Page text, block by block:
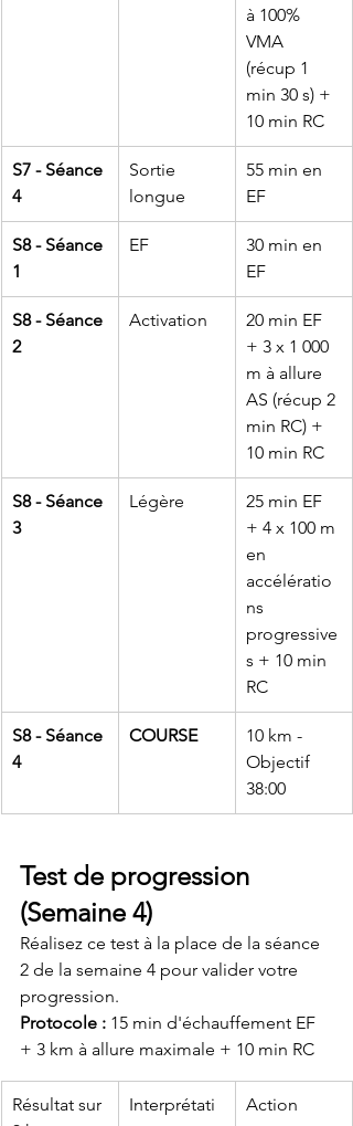
à 100%
VMA
(récup 1
min 30 s) +
10 min RC
S7 - Séance
4
Sortie
longue
55 min en
EF
S8 - Séance
1
EF
30 min en
EF
S8 - Séance
2
Activation
20 min EF
+ 3 x 1 000
m à allure
AS (récup 2
min RC) +
10 min RC
S8 - Séance
3
Légère
25 min EF
+ 4 x 100 m
en
accélératio
ns
progressive
s + 10 min
RC
S8 - Séance
4
COURSE
10 km -
Objectif
38:00
Test de progression
(Semaine 4)
Réalisez ce test à la place de la séance
2 de la semaine 4 pour valider votre
progression.
Protocole : 15 min d'échauffement EF
+ 3 km à allure maximale + 10 min RC
Résultat sur
Interprétati
Action